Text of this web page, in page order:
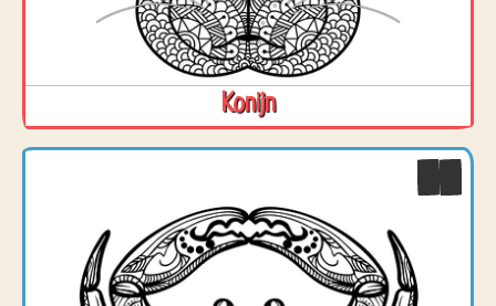
Konijn